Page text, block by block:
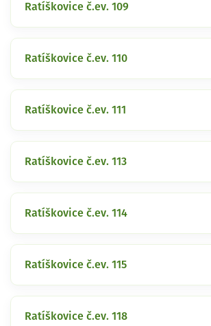
Ratíškovice č.ev. 109
Ratíškovice č.ev. 110
Ratíškovice č.ev. 111
Ratíškovice č.ev. 113
Ratíškovice č.ev. 114
Ratíškovice č.ev. 115
Ratíškovice č.ev. 118